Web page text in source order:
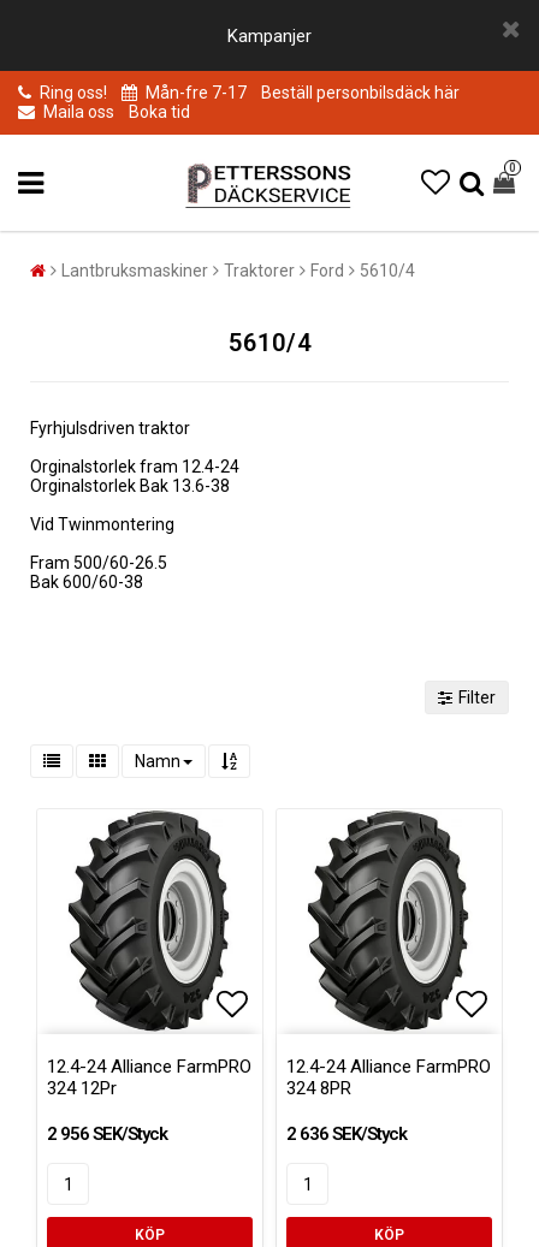
Kampanjer
Ring oss! Mån-fre 7-17
Beställ personbilsdäck här
Maila oss
Boka tid
0
Lantbruksmaskiner Traktorer Ford 5610/4
5610/4
Fyrhjulsdriven traktor
Orginalstorlek fram 12.4-24
Orginalstorlek Bak 13.6-38
Vid Twinmontering
Fram 500/60-26.5
Bak 600/60-38
Filter
Namn
Lägg till i favoritlistan
Lägg till i favoritlistan
12.4-24 Alliance FarmPRO
324 12Pr
2 956 SEK/Styck
KÖP
12.4-24 Alliance FarmPRO
324 8PR
2 636 SEK/Styck
KÖP